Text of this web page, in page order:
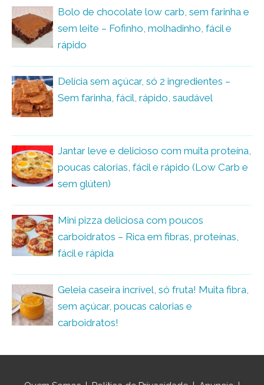
Bolo de chocolate low carb, sem farinha e
sem leite – Fofinho, molhadinho, fácil e
rápido
Delícia sem açúcar, só 2 ingredientes –
Sem farinha, fácil, rápido, saudável
Jantar leve e delicioso com muita proteína,
poucas calorias, fácil e rápido (Low Carb e
sem glúten)
Mini pizza deliciosa com poucos
carboidratos – Rica em fibras, proteínas,
fácil e rápida
Geleia caseira incrível, só fruta! Muita fibra,
sem açúcar, poucas calorias e
carboidratos!